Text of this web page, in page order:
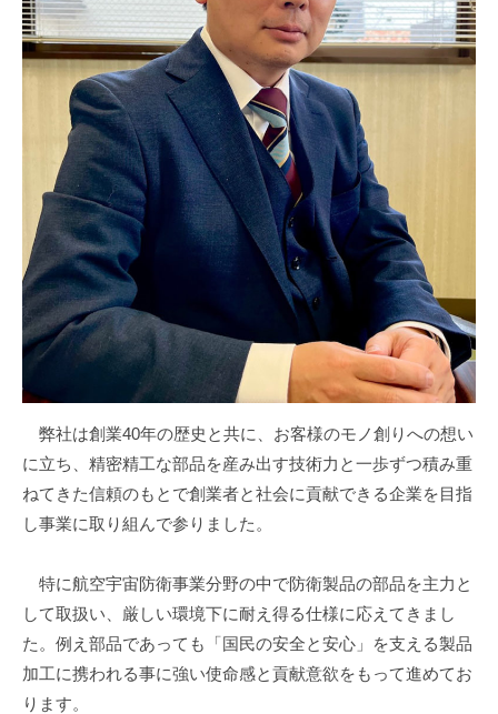
品
の
加
3
月
14
sagaseikoh
弊社は創業40年の歴史と共に、お客様のモノ創りへの想い
に立ち、精密精工な部品を産み出す技術力と一歩ずつ積み重
ねてきた信頼のもとで創業者と社会に貢献できる企業を目指
し事業に取り組んで参りました。
特に航空宇宙防衛事業分野の中で防衛製品の部品を主力と
して取扱い、厳しい環境下に耐え得る仕様に応えてきまし
た。例え部品であっても「国民の安全と安心」を支える製品
加工に携われる事に強い使命感と貢献意欲をもって進めてお
ります。